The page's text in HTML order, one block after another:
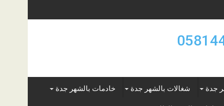
جدة شغالات بالشهر جدة خادمات بالشهر جدة